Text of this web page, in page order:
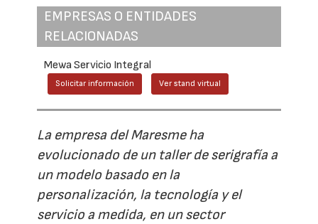
EMPRESAS O ENTIDADES
RELACIONADAS
Mewa Servicio Integral
Solicitar información Ver stand virtual
La empresa del Maresme ha
evolucionado de un taller de serigrafía a
un modelo basado en la
personalización, la tecnología y el
servicio a medida, en un sector